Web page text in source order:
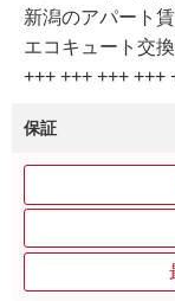
新潟のアパート
エコキュート交
+++ +++ +++ +++
保証